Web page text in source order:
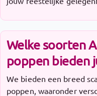
Welke soorten
poppen bieden
We bieden een breed
poppen, waaronder